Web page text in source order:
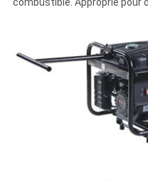
combustible. Approprié